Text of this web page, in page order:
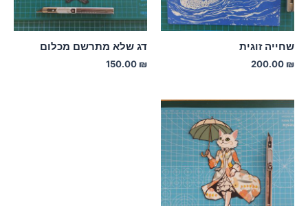
שחייה זוגית
200.00 ₪
דג שלא מתרשם מכלום
150.00 ₪